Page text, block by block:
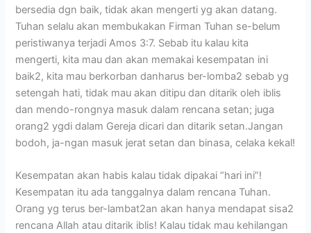
bersedia dgn baik, tidak akan mengerti yg akan datang.
Tuhan selalu akan membukakan Firman Tuhan se-belum
peristiwanya terjadi Amos 3:7. Sebab itu kalau kita
mengerti, kita mau dan akan memakai kesempatan ini
baik2, kita mau berkorban danharus ber-lomba2 sebab yg
setengah hati, tidak mau akan ditipu dan ditarik oleh iblis
dan mendo-rongnya masuk dalam rencana setan; juga
orang2 ygdi dalam Gereja dicari dan ditarik setan.Jangan
bodoh, ja-ngan masuk jerat setan dan binasa, celaka kekal!
Kesempatan akan habis kalau tidak dipakai “hari ini”!
Kesempatan itu ada tanggalnya dalam rencana Tuhan.
Orang yg terus ber-lambat2an akan hanya mendapat sisa2
rencana Allah atau ditarik iblis! Kalau tidak mau kehilangan